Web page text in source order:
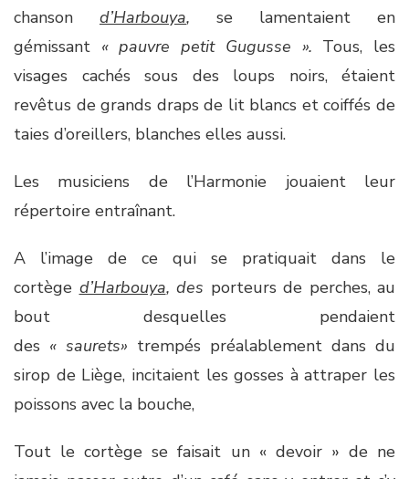
chanson d’Harbouya, se lamentaient en
gémissant « pauvre petit Gugusse ». Tous, les
visages cachés sous des loups noirs, étaient
revêtus de grands draps de lit blancs et coiffés de
taies d’oreillers, blanches elles aussi.
Les musiciens de l’Harmonie jouaient leur
répertoire entraînant.
A l’image de ce qui se pratiquait dans le
cortège d’Harbouya, des porteurs de perches, au
bout desquelles pendaient
des « saurets» trempés préalablement dans du
sirop de Liège, incitaient les gosses à attraper les
poissons avec la bouche,
Tout le cortège se faisait un « devoir » de ne